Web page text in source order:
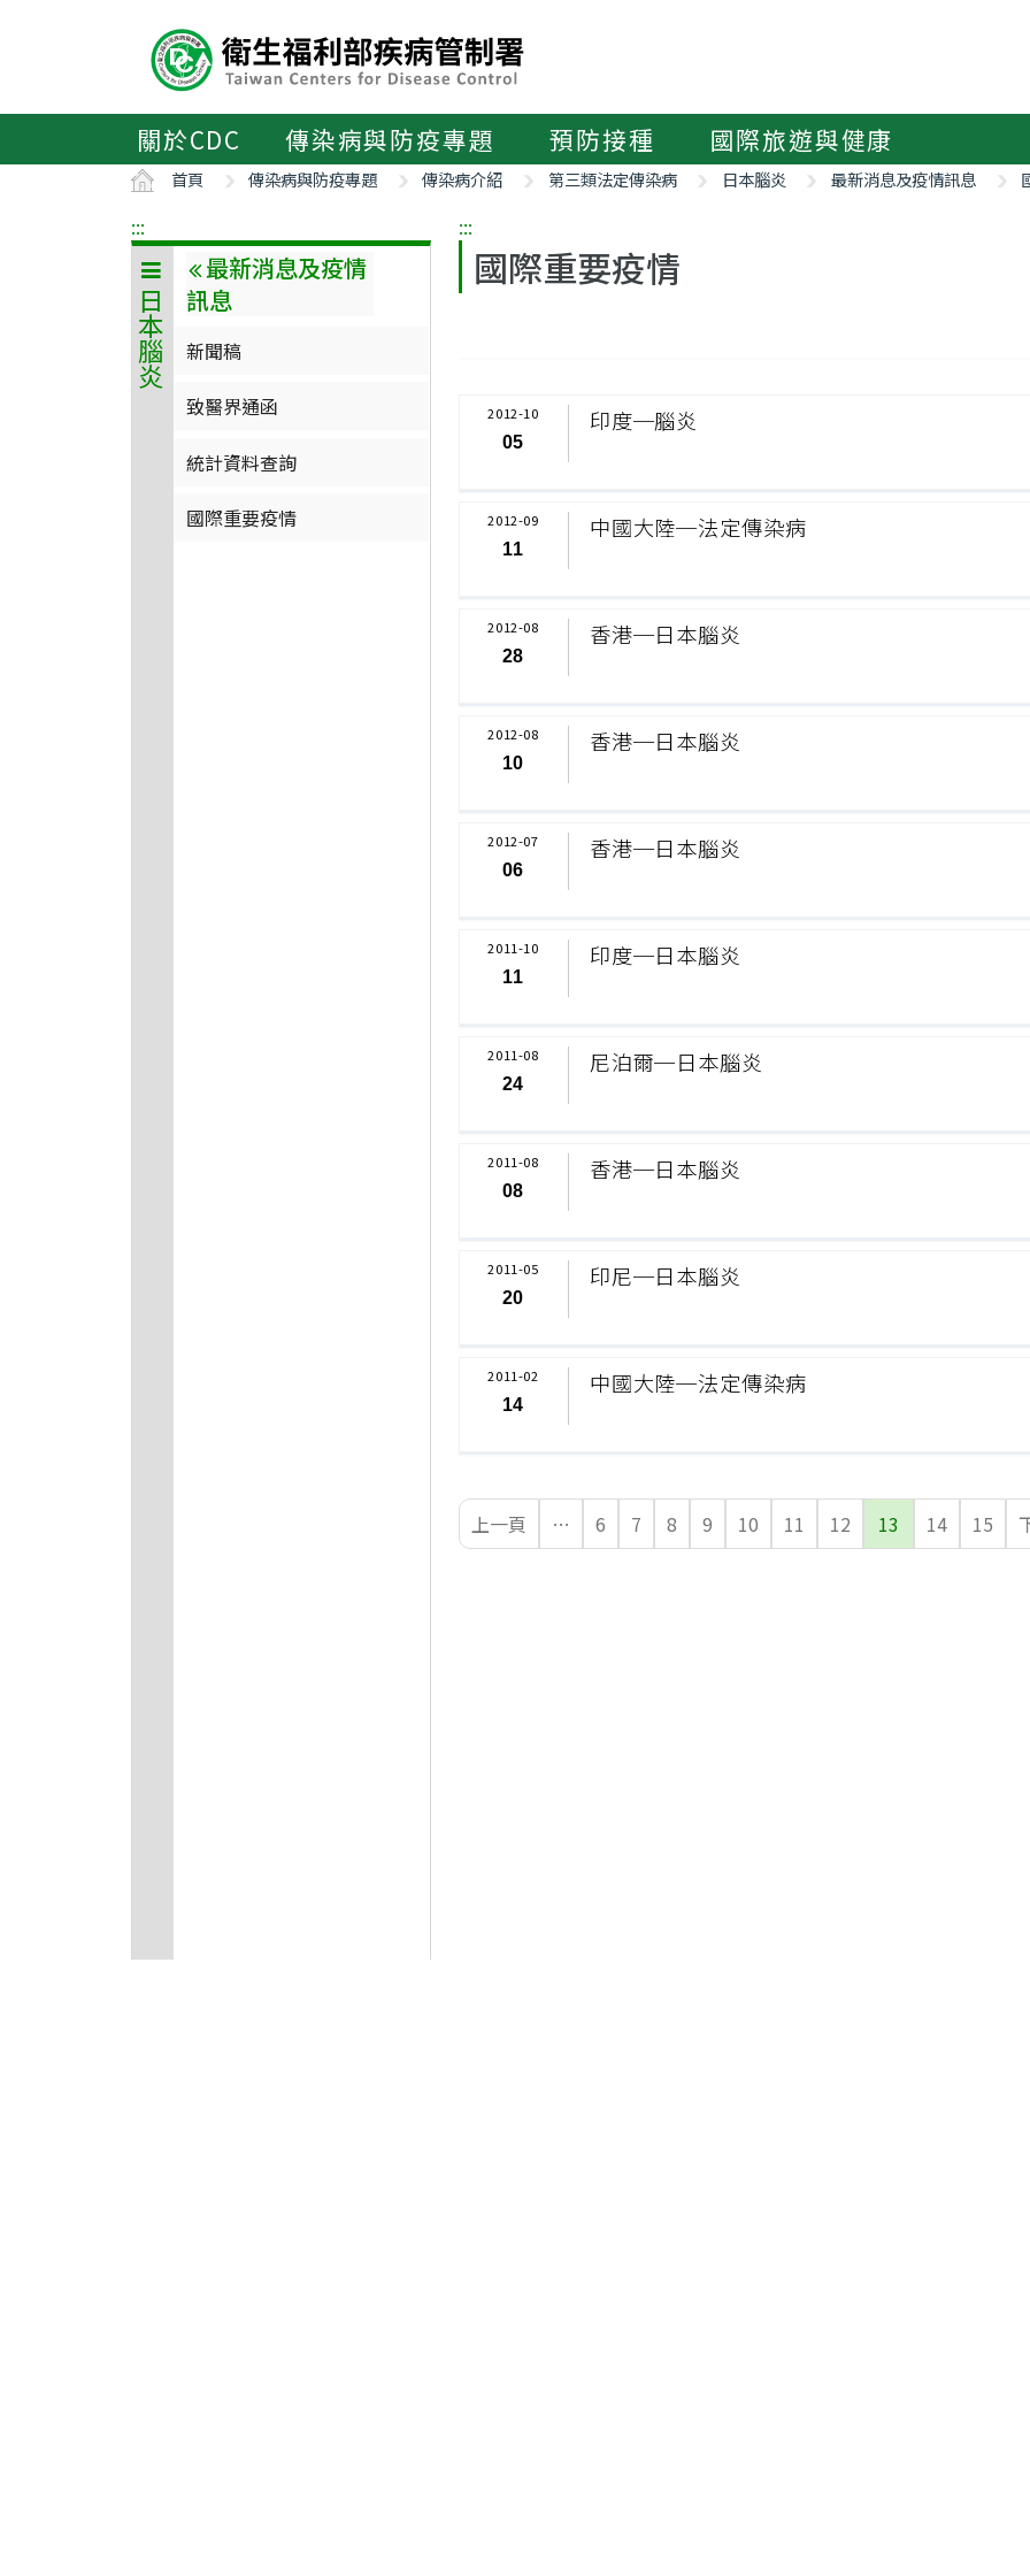
區
關於CDC 傳染病與防疫專題 預防接種 國際旅遊與健康
首頁 傳染病與防疫專題 傳染病介紹 第三類法定傳染病 日本腦炎 最新消息及疫情訊息
:::
日本腦炎
最新消息及疫情
訊息
新聞稿
致醫界通函
統計資料查詢
國際重要疫情
:::
國際重要疫情
印度─腦炎
2012-10
05
中國大陸─法定傳染病
2012-09
11
香港─日本腦炎
2012-08
28
香港─日本腦炎
2012-08
10
香港─日本腦炎
2012-07
06
印度─日本腦炎
2011-10
11
尼泊爾─日本腦炎
2011-08
24
香港─日本腦炎
2011-08
08
印尼─日本腦炎
2011-05
20
中國大陸─法定傳染病
2011-02
14
上一頁 … 6 7 8 9 10 11 12 13 14 15